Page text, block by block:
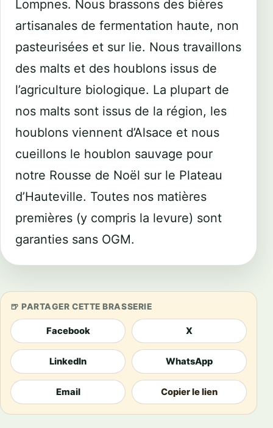
Lompnes. Nous brassons des bières
artisanales de fermentation haute, non
pasteurisées et sur lie. Nous travaillons
des malts et des houblons issus de
l’agriculture biologique. La plupart de
nos malts sont issus de la région, les
houblons viennent d’Alsace et nous
cueillons le houblon sauvage pour
notre Rousse de Noël sur le Plateau
d’Hauteville. Toutes nos matières
premières (y compris la levure) sont
garanties sans OGM.
PARTAGER CETTE BRASSERIE
Facebook X
LinkedIn WhatsApp
Email Copier le lien